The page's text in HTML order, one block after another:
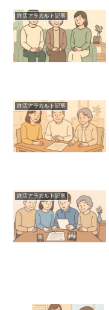
終活アラカルト記事
終活アラカルト記事
終活アラカルト記事